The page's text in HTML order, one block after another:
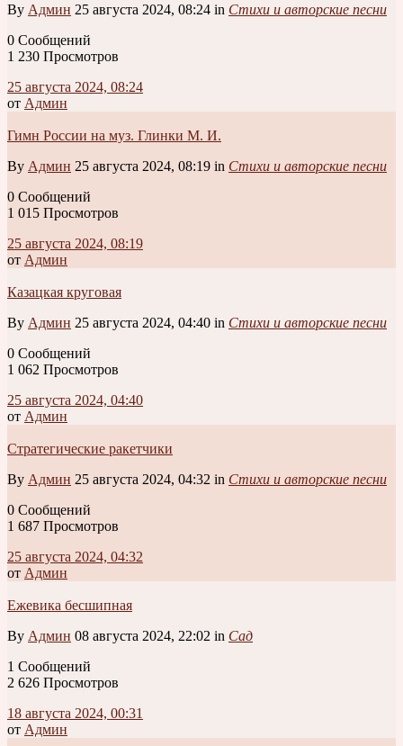
By Админ 25 августа 2024, 08:24 in Стихи и авторские песни
0 Сообщений
1 230 Просмотров
25 августа 2024, 08:24
от Админ
Гимн России на муз. Глинки М. И.
By Админ 25 августа 2024, 08:19 in Стихи и авторские песни
0 Сообщений
1 015 Просмотров
25 августа 2024, 08:19
от Админ
Казацкая круговая
By Админ 25 августа 2024, 04:40 in Стихи и авторские песни
0 Сообщений
1 062 Просмотров
25 августа 2024, 04:40
от Админ
Стратегические ракетчики
By Админ 25 августа 2024, 04:32 in Стихи и авторские песни
0 Сообщений
1 687 Просмотров
25 августа 2024, 04:32
от Админ
Ежевика бесшипная
By Админ 08 августа 2024, 22:02 in Сад
1 Сообщений
2 626 Просмотров
18 августа 2024, 00:31
от Админ